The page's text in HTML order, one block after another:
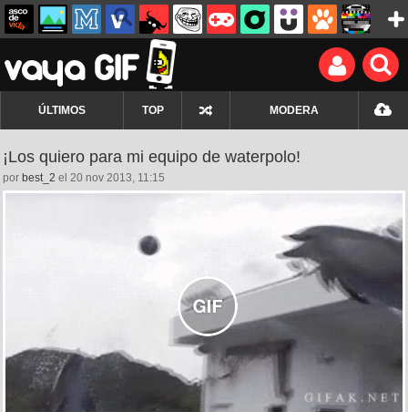
ÚLTIMOS TOP MODERA
¡Los quiero para mi equipo de waterpolo!
por best_2 el 20 nov 2013, 11:15